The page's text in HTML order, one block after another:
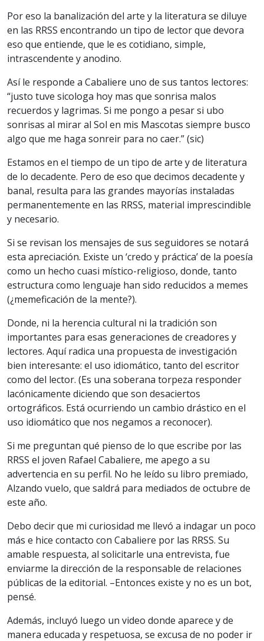
Por eso la banalización del arte y la literatura se diluye
en las RRSS encontrando un tipo de lector que devora
eso que entiende, que le es cotidiano, simple,
intrascendente y anodino.
Así le responde a Cabaliere uno de sus tantos lectores:
“justo tuve sicologa hoy mas que sonrisa malos
recuerdos y lagrimas. Si me pongo a pesar si ubo
sonrisas al mirar al Sol en mis Mascotas siempre busco
algo que me haga sonreir para no caer.” (sic)
Estamos en el tiempo de un tipo de arte y de literatura
de lo decadente. Pero de eso que decimos decadente y
banal, resulta para las grandes mayorías instaladas
permanentemente en las RRSS, material imprescindible
y necesario.
Si se revisan los mensajes de sus seguidores se notará
esta apreciación. Existe un ‘credo y práctica’ de la poesía
como un hecho cuasi místico-religioso, donde, tanto
estructura como lenguaje han sido reducidos a memes
(¿memeficación de la mente?).
Donde, ni la herencia cultural ni la tradición son
importantes para esas generaciones de creadores y
lectores. Aquí radica una propuesta de investigación
bien interesante: el uso idiomático, tanto del escritor
como del lector. (Es una soberana torpeza responder
lacónicamente diciendo que son desaciertos
ortográficos. Está ocurriendo un cambio drástico en el
uso idiomático que nos negamos a reconocer).
Si me preguntan qué pienso de lo que escribe por las
RRSS el joven Rafael Cabaliere, me apego a su
advertencia en su perfil. No he leído su libro premiado,
Alzando vuelo, que saldrá para mediados de octubre de
este año.
Debo decir que mi curiosidad me llevó a indagar un poco
más e hice contacto con Cabaliere por las RRSS. Su
amable respuesta, al solicitarle una entrevista, fue
enviarme la dirección de la responsable de relaciones
públicas de la editorial. –Entonces existe y no es un bot,
pensé.
Además, incluyó luego un video donde aparece y de
manera educada y respetuosa, se excusa de no poder ir